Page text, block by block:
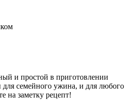
и простой в приготовлении
для семейного ужина, и для любого
на заметку рецепт!